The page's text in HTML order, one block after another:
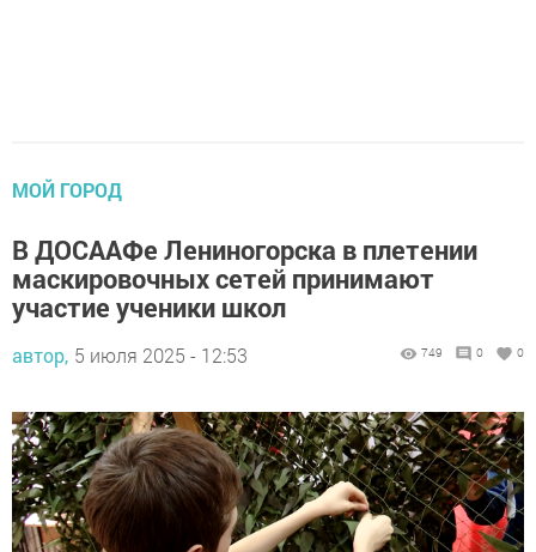
МОЙ ГОРОД
В ДОСААФе Лениногорска в плетении
маскировочных сетей принимают
участие ученики школ
автор, 5 июля 2025 - 12:53 749 0 0